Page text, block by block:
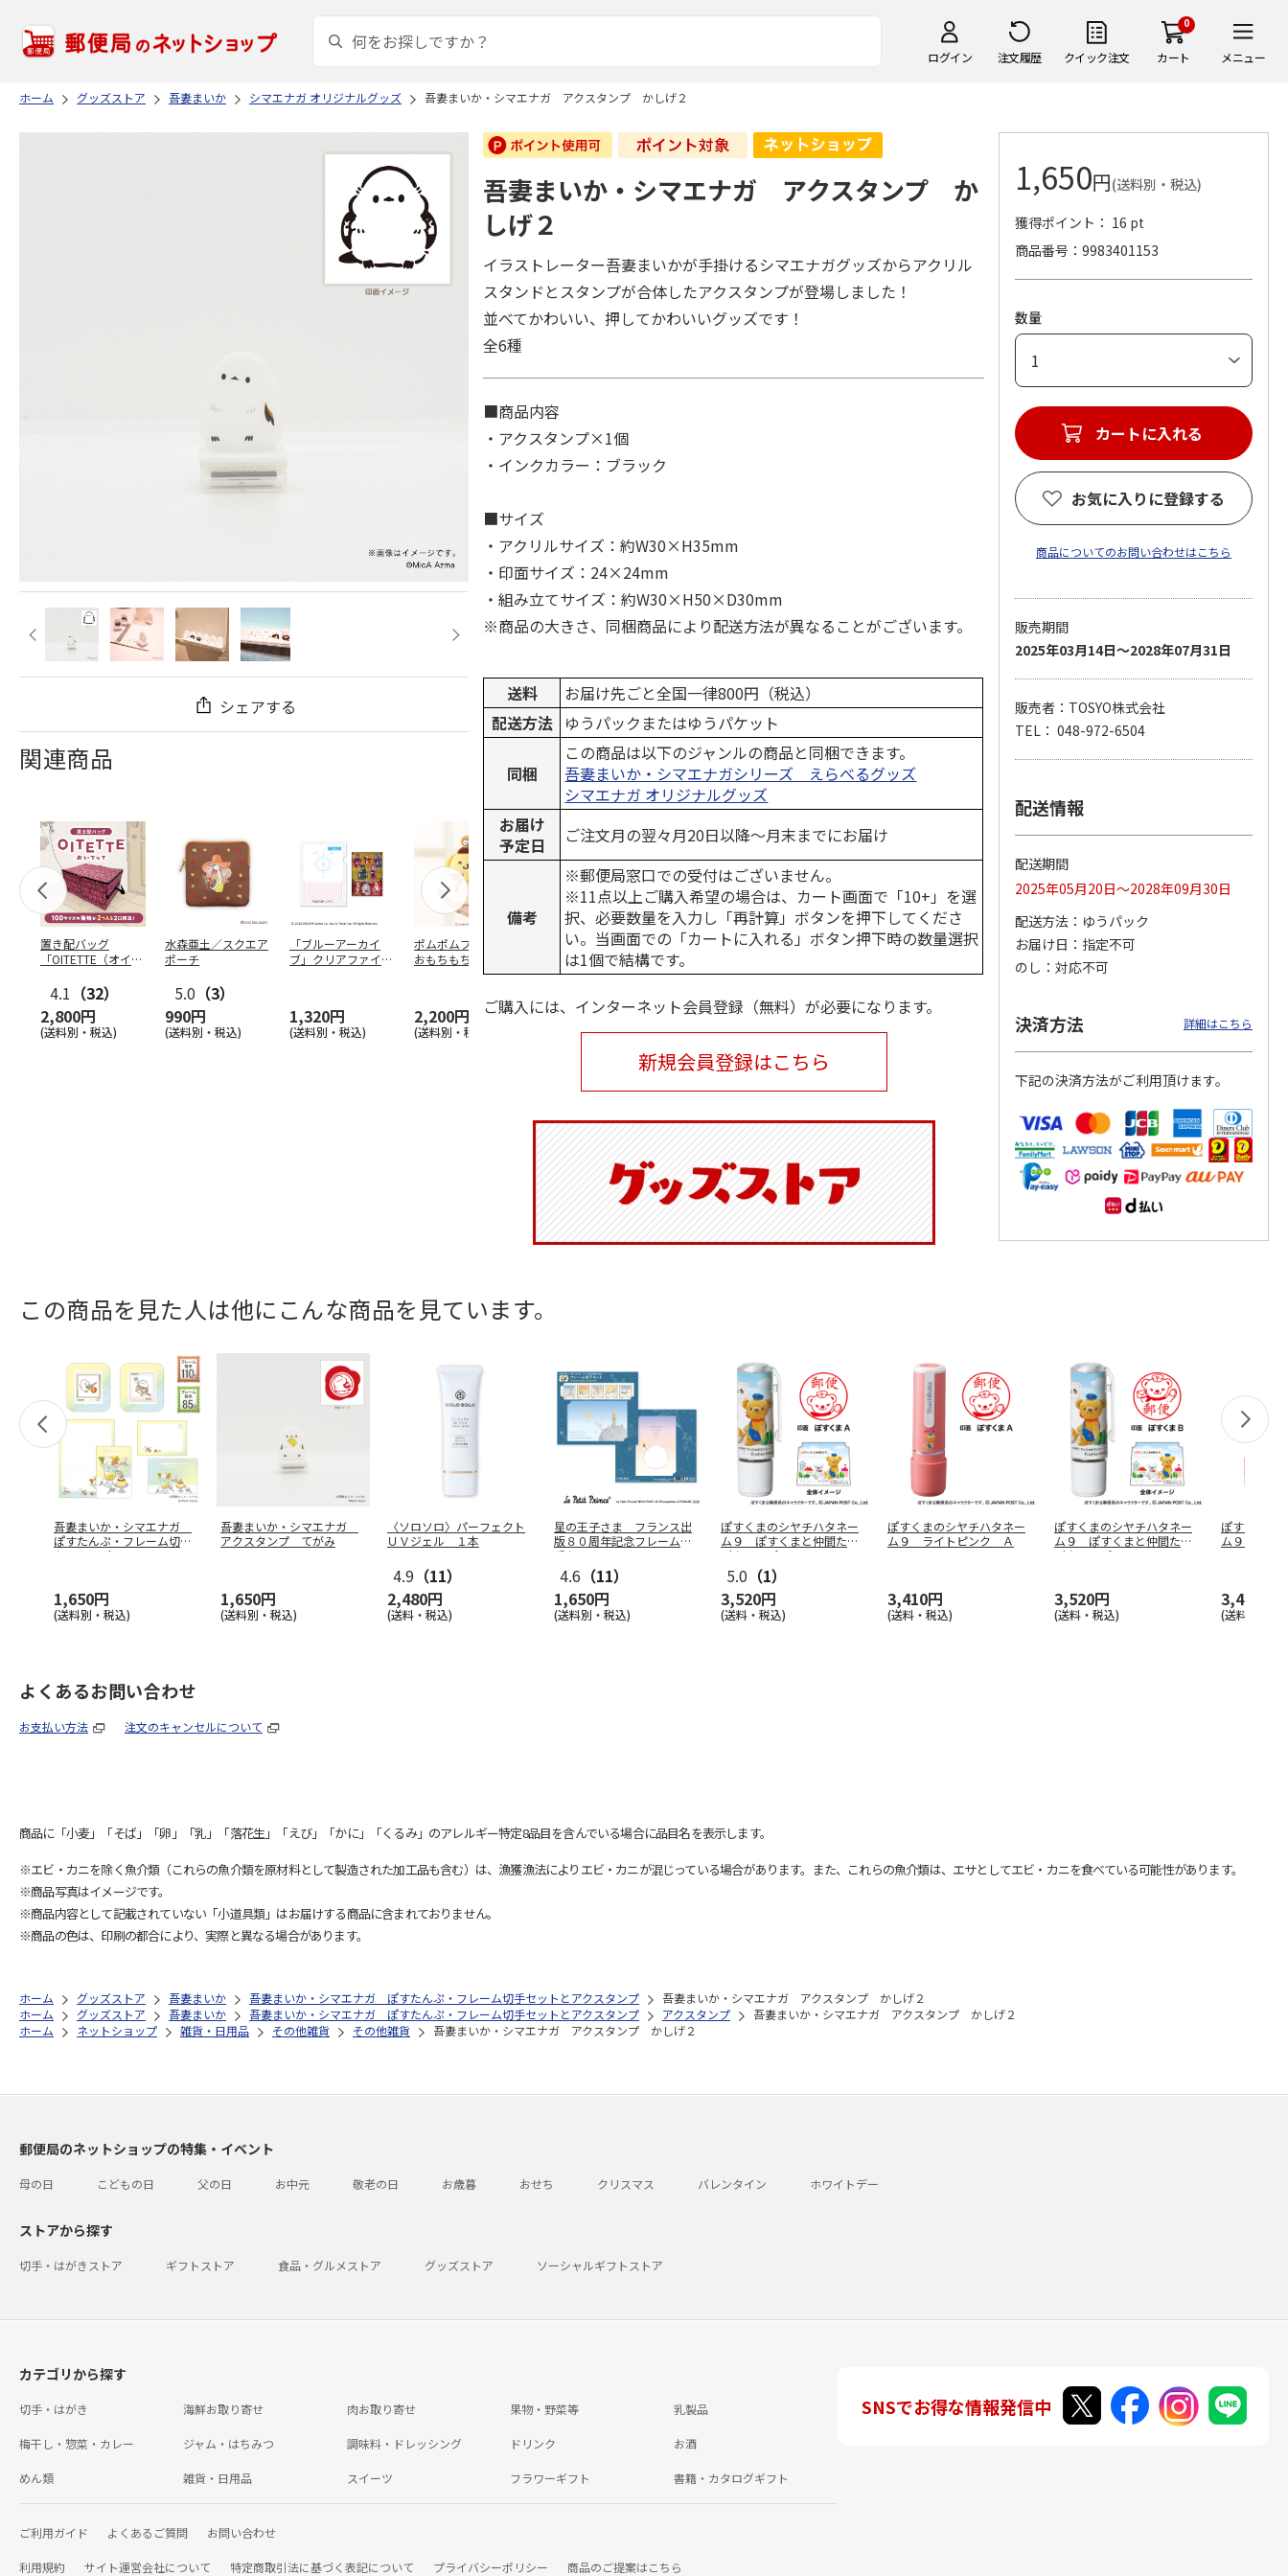
ログイン 注文履歴 クイック注文
0
カート メニュー
ホーム グッズストア 吾妻まいか シマエナガ オリジナルグッズ 吾妻まいか・シマエナガ アクスタンプ かしげ２
シェアする
関連商品
置き配バッグ
「OITETTE（オイテ
4.1 （32）
2,800円
(送料別・税込)
水森亜土／スクエア
ポーチ
5.0 （3）
990円
(送料別・税込)
「ブルーアーカイ
ブ」クリアファイル
1,320円
(送料別・税込)
ポムポムプリン30th
おもちもちもちマス
2,200円
(送料別・税込)
ポムポムプリン30th
おもちもちもちクッ
ション
4,950円
(送料別・税込)
水森亜土／ステッカ
ーセット
600円
(送料別・税込)
リラックマ／マルチ
1,100円
(送料別・税込)
アニメ『ジョジョの
風』チョコラータと
1,969円
ポムポムプリン30th
日付印 Lサイズ
4,950円
(送料別・税込)
605,000円
(送料・税込)
吾妻まいか・シマエナガ アクスタンプ か
しげ２
イラストレーター吾妻まいかが手掛けるシマエナガグッズからアクリル
スタンドとスタンプが合体したアクスタンプが登場しました！
並べてかわいい、押してかわいいグッズです！
全6種
■商品内容
・アクスタンプ×1個
・インクカラー：ブラック
■サイズ
・アクリルサイズ：約W30×H35mm
・印面サイズ：24×24mm
・組み立てサイズ：約W30×H50×D30mm
※商品の大きさ、同梱商品により配送方法が異なることがございます。
送料
お届け先ごと全国一律800円（税込）
配送方法 ゆうパックまたはゆうパケット
同梱
この商品は以下のジャンルの商品と同梱できます。
吾妻まいか・シマエナガシリーズ えらべるグッズ
シマエナガ オリジナルグッズ
お届け
予定日
ご注文月の翌々月20日以降～月末までにお届け
備考
※郵便局窓口での受付はございません。
※11点以上ご購入希望の場合は、カート画面で「10+」を選
択、必要数量を入力し「再計算」ボタンを押下してくださ
い。当画面での「カートに入れる」ボタン押下時の数量選択
は1個で結構です。
ご購入には、インターネット会員登録（無料）が必要になります。
新規会員登録はこちら
1,650円(送料別・税込)
獲得ポイント： 16 pt
商品番号
9983401153
数量
お気に入りに登録する
商品についてのお問い合わせはこちら
販売期間
2025年03月14日～2028年07月31日
販売者：TOSYO株式会社
TEL： 048-972-6504
配送情報
配送期間
2025年05月20日～2028年09月30日
配送方法
ゆうパック
お届け日
指定不可
のし
対応不可
決済方法 詳細はこちら
下記の決済方法がご利用頂けます。
この商品を見た人は他にこんな商品を見ています。
吾妻まいか・シマエナガ
ぽすたんぷ・フレーム切手
セット パ
1,650円
(送料別・税込)
吾妻まいか・シマエナガ
アクスタンプ てがみ
1,650円
(送料別・税込)
〈ソロソロ〉パーフェクト
ＵＶジェル １本
4.9 （11）
2,480円
(送料・税込)
星の王子さま フランス出
版８０周年記念フレーム切
手セット
4.6 （11）
1,650円
(送料別・税込)
ぽすくまのシヤチハタネー
ム９ ぽすくまと仲間たち
（クリップ
5.0 （1）
3,520円
(送料・税込)
ぽすくまのシヤチハタネー
ム９ ライトピンク Ａ
3,410円
(送料・税込)
ぽすくまのシヤチハタネー
ム９ ぽすくまと仲間たち
（クリップ
3,520円
(送料・税込)
ぽすくまの
ム９ ライ
3,410円
(送料・税込)
よくあるお問い合わせ
お支払い方法 注文のキャンセルについて
商品に「小麦」「そば」「卵」「乳」「落花生」「えび」「かに」「くるみ」のアレルギー特定8品目を含んでいる場合に品目名を表示します。
※エビ・カニを除く魚介類（これらの魚介類を原材料として製造された加工品も含む）は、漁獲漁法によりエビ・カニが混じっている場合があります。また、これらの魚介類は、エサとしてエビ・カニを食べている可能性があります。
※商品写真はイメージです。
※商品内容として記載されていない「小道具類」はお届けする商品に含まれておりません。
※商品の色は、印刷の都合により、実際と異なる場合があります。
ホーム グッズストア 吾妻まいか 吾妻まいか・シマエナガ ぽすたんぷ・フレーム切手セットとアクスタンプ
吾妻まいか・シマエナガ アクスタンプ かしげ２
ホーム
グッズストア 吾妻まいか 吾妻まいか・シマエナガ ぽすたんぷ・フレーム切手セットとアクスタンプ アクスタンプ
吾妻まいか・シマエナガ アクスタンプ かしげ２
ホーム
ネットショップ 雑貨・日用品 その他雑貨 その他雑貨 吾妻まいか・シマエナガ アクスタンプ かしげ２
郵便局のネットショップの特集・イベント
母の日 こどもの日 父の日 お中元 敬老の日 お歳暮 おせち クリスマス バレンタイン ホワイトデー
ストアから探す
切手・はがきストア ギフトストア 食品・グルメストア グッズストア ソーシャルギフトストア
カテゴリから探す
切手・はがき 海鮮お取り寄せ 肉お取り寄せ 果物・野菜等 乳製品
梅干し・惣菜・カレー ジャム・はちみつ 調味料・ドレッシング ドリンク お酒
めん類 雑貨・日用品 スイーツ フラワーギフト 書籍・カタログギフト
ご利用ガイド よくあるご質問 お問い合わせ
利用規約 サイト運営会社について 特定商取引法に基づく表記について プライバシーポリシー 商品のご提案はこちら
SNSでお得な情報発信中